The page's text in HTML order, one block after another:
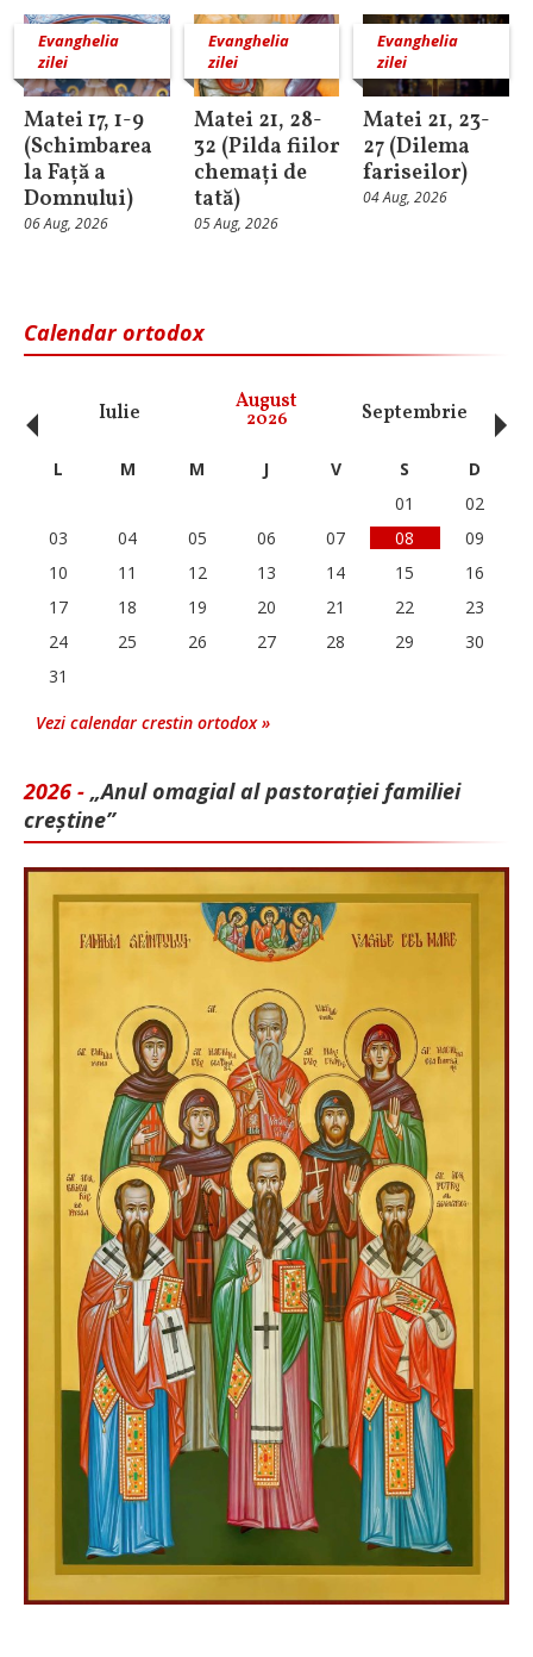
Evanghelia
zilei
Matei 17, 1-9
(Schimbarea
la Față a
Domnului)
06 Aug, 2026
Evanghelia
zilei
Matei 21, 28-
32 (Pilda fiilor
chemați de
tată)
05 Aug, 2026
Evanghelia
zilei
Matei 21, 23-
27 (Dilema
fariseilor)
04 Aug, 2026
Calendar ortodox
Iulie August
2026 Septembrie
‹ L M M J V S
D
01
02
03
04 05 06 07 08
09
10
11 12 13 14 15
16
17
18 19 20 21 22
23
24
25 26 27 28 29
30
31
Vezi calendar crestin ortodox »
2026 - „Anul omagial al pastorației familiei
creștine”